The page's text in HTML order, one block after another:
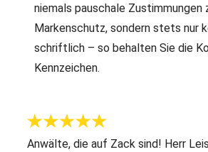
niemals pauschale Zustimmungen
Markenschutz, sondern stets nur
schriftlich – so behalten Sie die
Kennzeichen.
Anwälte, die auf Zack sind! Herr